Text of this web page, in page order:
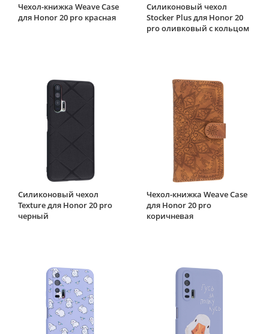
Чехол-книжка Weave Case
для Honor 20 pro красная
Силиконовый чехол
Stocker Plus для Honor 20
pro оливковый с кольцом
Силиконовый чехол
Texture для Honor 20 pro
черный
Чехол-книжка Weave Case
для Honor 20 pro
коричневая